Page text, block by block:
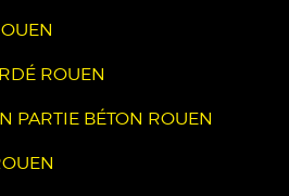
ROUEN
PARTIE BÉTON ROUEN